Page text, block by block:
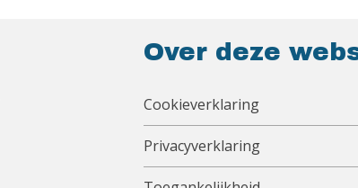
Over deze
Cookieverklaring
Privacyverklaring